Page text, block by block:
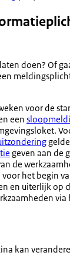
doen? Of
voor de
een
geven aan de
de
het begin
en uiterlijk op
via
kan